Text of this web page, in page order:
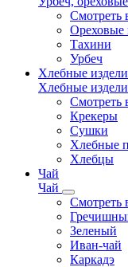
Смотреть
Ореховые
Тахини
Урбеч
Хлебные
Хлебные
Смотреть
Крекеры
Сушки
Хлебные
Хлебцы
Чай
Чай
Смотреть
Зеленый
Иван-чай
Каркадэ